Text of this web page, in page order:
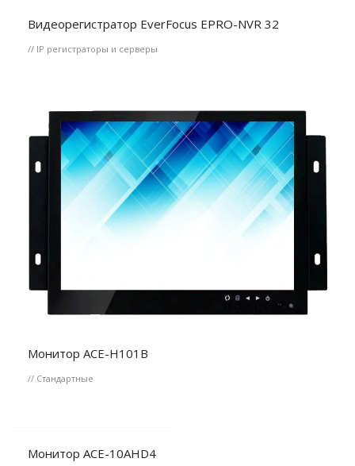
Видеорегистратор EverFocus EPRO-NVR 32
// IP регистраторы и серверы
Монитор ACE-H101B
// Стандартные
Монитор ACE-10AHD4